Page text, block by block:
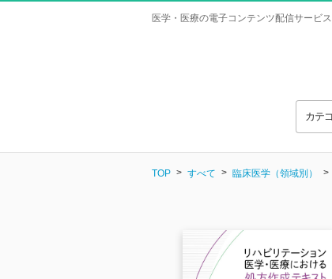
医学・医療の電子コンテンツ配信サービス
カテ
TOP すべて 臨床医学（領域別）